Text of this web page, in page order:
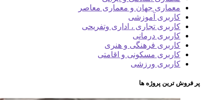
معماری جهان و معماری معاصر
کاربری آموزشی
کاربری تجاری ، اداری وتفریحی
کاربری درمانی
کاربری فرهنگی و هنری
کاربری مسکونی و اقامتی
کاربری ورزشی
پر فروش ترین پروژه ها